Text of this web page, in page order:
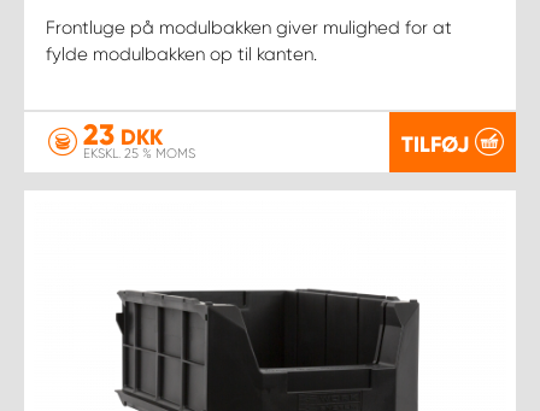
Frontluge på modulbakken giver mulighed for at
fylde modulbakken op til kanten.
23 DKK
EKSKL. 25 % MOMS TILFØJ